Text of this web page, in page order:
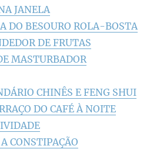
JANELA
DO BESOURO ROLA-BOSTA
DE FRUTAS
MASTURBADOR
CHINÊS E FENG SHUI
DO CAFÉ À NOITE
CONSTIPAÇÃO